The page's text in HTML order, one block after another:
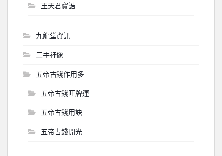
王天君寶誥
九龍堂資訊
二手神像
五帝古錢作用多
五帝古錢旺牌運
五帝古錢用訣
五帝古錢開光